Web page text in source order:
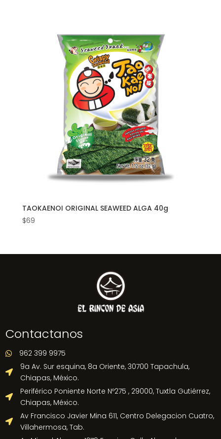
TAOKAENOI ORIGINAL SEAWEED ALGA 40g
$69
Contactanos
 962 399 9975

9a Av. Sur esquina, 8a Oriente, 30700 Tapachula,
Chiapas, México.

Periférico Poniente Norte Nº275 , 29000, Tuxtla Gutiérrez,
Chiapas, México.

Av Francisco Javier Mina 611, Centro Delegacion Cuatro,
Villahermosa, Tab.